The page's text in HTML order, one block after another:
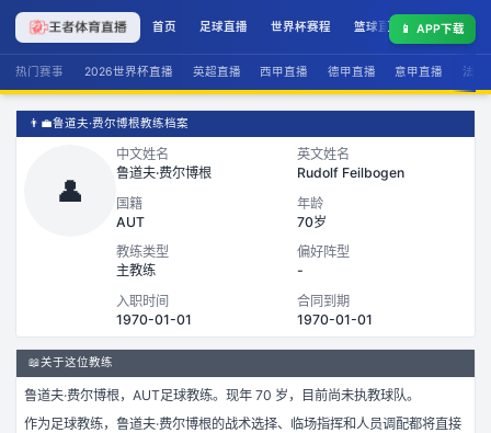
首页 足球直播 世界杯赛程 篮球直播 联赛积分
📱 APP下载
热门赛事 2026世界杯直播 英超直播 西甲直播 德甲直播 意甲直播 法甲
👨‍💼鲁道夫·费尔博根教练档案
👤
中文姓名
鲁道夫·费尔博根
英文姓名
Rudolf Feilbogen
国籍
AUT
年龄
70岁
教练类型
主教练
偏好阵型
-
入职时间
1970-01-01
合同到期
1970-01-01
📖关于这位教练
鲁道夫·费尔博根， AUT足球教练。 现年 70 岁，
目前尚未执教球队。
作为足球教练， 鲁道夫·费尔博根的战术选择、临场指挥和人员调配都将直接